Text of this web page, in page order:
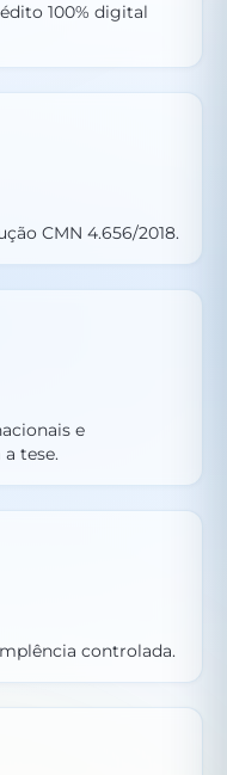
100% digital
CMN 4.656/2018.
e
tese.
controlada.